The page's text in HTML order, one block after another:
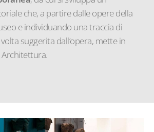
che, a partire dalle opere della
e individuando una traccia di
suggerita dall’opera, mette in